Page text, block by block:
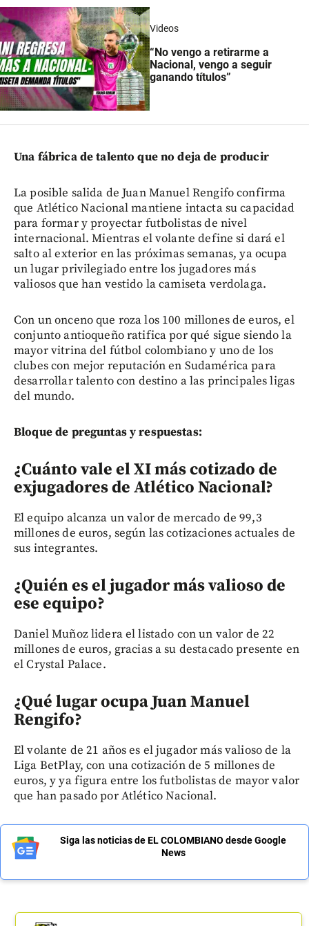
Videos
“No vengo a retirarme a
Nacional, vengo a seguir
ganando títulos”
Una fábrica de talento que no deja de producir
La posible salida de Juan Manuel Rengifo confirma
que Atlético Nacional mantiene intacta su capacidad
para formar y proyectar futbolistas de nivel
internacional. Mientras el volante define si dará el
salto al exterior en las próximas semanas, ya ocupa
un lugar privilegiado entre los jugadores más
valiosos que han vestido la camiseta verdolaga.
Con un onceno que roza los 100 millones de euros, el
conjunto antioqueño ratifica por qué sigue siendo la
mayor vitrina del fútbol colombiano y uno de los
clubes con mejor reputación en Sudamérica para
desarrollar talento con destino a las principales ligas
del mundo.
Bloque de preguntas y respuestas:
¿Cuánto vale el XI más cotizado de
exjugadores de Atlético Nacional?
El equipo alcanza un valor de mercado de 99,3
millones de euros, según las cotizaciones actuales de
sus integrantes.
¿Quién es el jugador más valioso de
ese equipo?
Daniel Muñoz lidera el listado con un valor de 22
millones de euros, gracias a su destacado presente en
el Crystal Palace.
¿Qué lugar ocupa Juan Manuel
Rengifo?
El volante de 21 años es el jugador más valioso de la
Liga BetPlay, con una cotización de 5 millones de
euros, y ya figura entre los futbolistas de mayor valor
que han pasado por Atlético Nacional.
Siga las noticias de EL COLOMBIANO desde Google
News